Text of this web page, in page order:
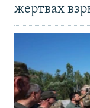
жертвах